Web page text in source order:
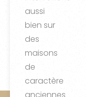
aussi
bien sur
des
maisons
de
caractère